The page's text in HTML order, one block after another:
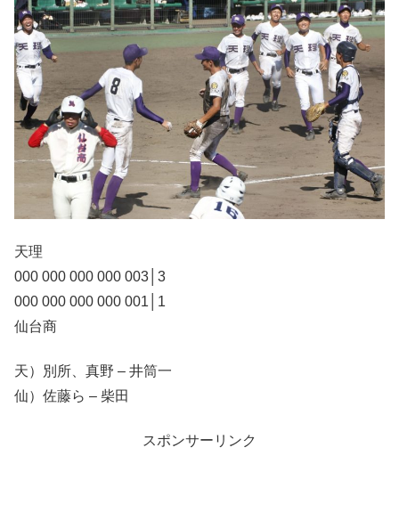
天理
000 000 000 000 003│3
000 000 000 000 001│1
仙台商
天）別所、真野 – 井筒一
仙）佐藤ら – 柴田
スポンサーリンク